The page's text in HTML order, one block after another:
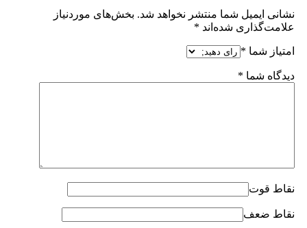
نشانی ایمیل شما منتشر نخواهد شد. بخش‌های موردنیاز
علامت‌گذاری شده‌اند *
امتیاز شما *
دیدگاه شما *
نقاط قوت
نقاط ضعف